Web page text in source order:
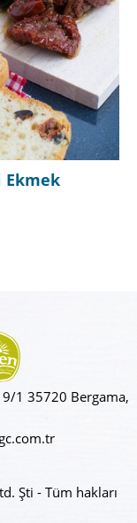
Domatesli
1 35720 Bergama,
Şti - Tüm hakları